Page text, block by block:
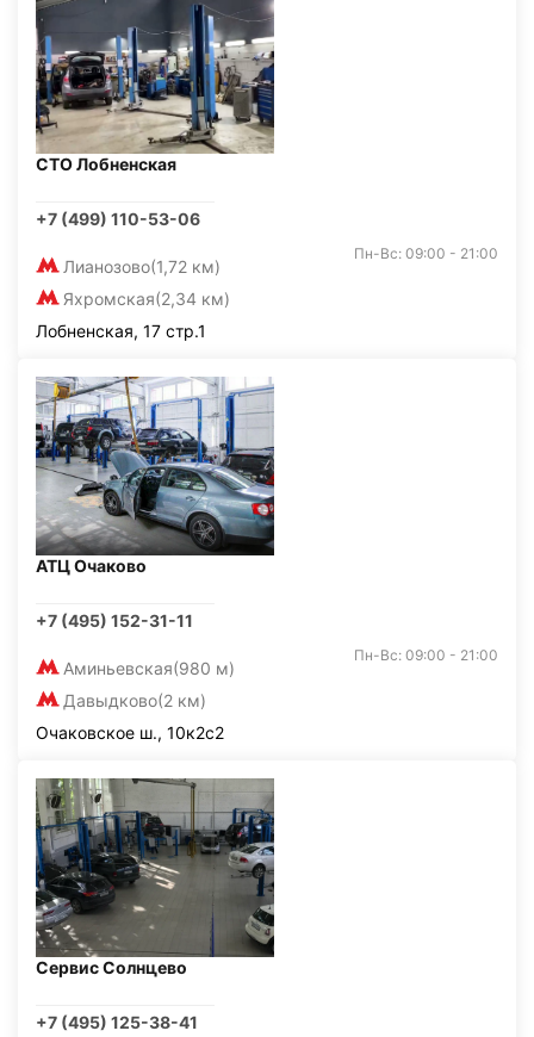
СТО Лобненская
+7 (499) 110-53-06
Лианозово(1,72 км)
Яхромская(2,34 км)
Пн-Вс: 09:00 - 21:00
Лобненская, 17 стр.1
АТЦ Очаково
+7 (495) 152-31-11
Аминьевская(980 м)
Давыдково(2 км)
Пн-Вс: 09:00 - 21:00
Очаковское ш., 10к2с2
Сервис Солнцево
+7 (495) 125-38-41